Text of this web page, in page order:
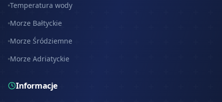
Temperatura wody
Morze Bałtyckie
Morze Śródziemne
Morze Adriatyckie
Informacje